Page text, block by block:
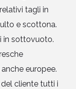
tagli in
e scottona.
in sottovuoto.
europee.
cliente tutti i